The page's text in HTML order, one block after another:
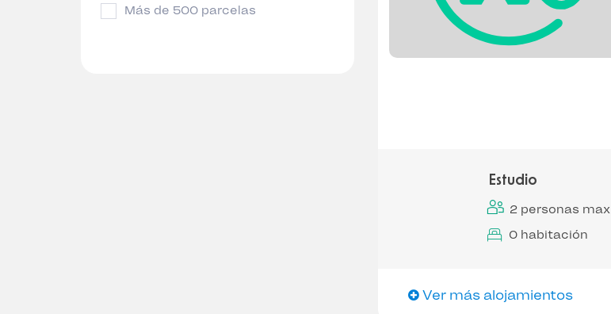
Más de 500 parcelas
Estudio
2 personas max
0 habitación
Ver más alojamientos